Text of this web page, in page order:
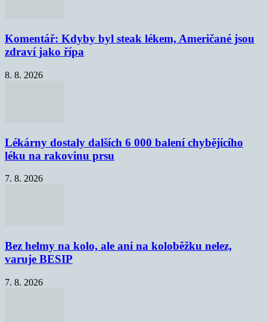
Komentář: Kdyby byl steak lékem, Američané jsou
zdraví jako řípa
8. 8. 2026
Lékárny dostaly dalších 6 000 balení chybějícího
léku na rakovinu prsu
7. 8. 2026
Bez helmy na kolo, ale ani na koloběžku nelez,
varuje BESIP
7. 8. 2026